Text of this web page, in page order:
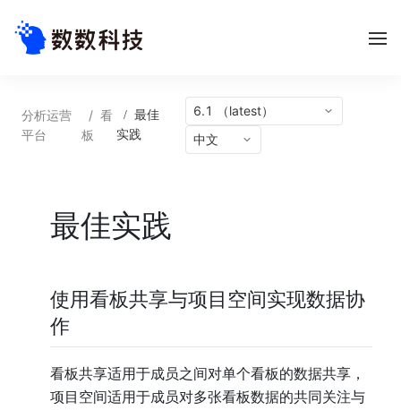
分析运营
平台
/ 看
板
/ 最佳
实践
6.1 （latest）
中文
最佳实践
使用看板共享与项目空间实现数据协
作
看板共享适用于成员之间对单个看板的数据共享，
项目空间适用于成员对多张看板数据的共同关注与